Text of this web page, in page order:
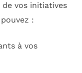
vos initiatives
:
à vos